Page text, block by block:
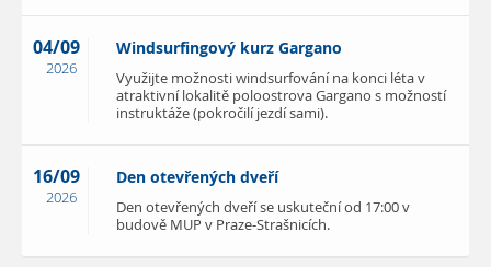
04/09
2026
Windsurfingový kurz Gargano
Využijte možnosti windsurfování na konci léta v
atraktivní lokalitě poloostrova Gargano s možností
instruktáže (pokročilí jezdí sami).
16/09
2026
Den otevřených dveří
Den otevřených dveří se uskuteční od 17:00 v
budově MUP v Praze-Strašnicích.